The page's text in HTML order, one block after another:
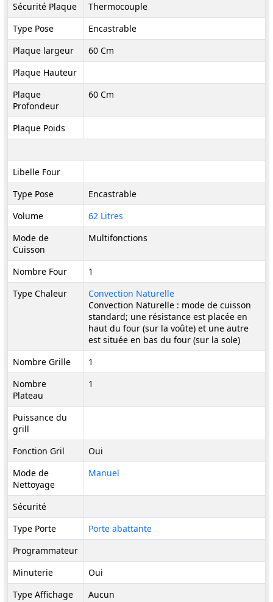
Sécurité Plaque
Thermocouple
Type Pose
Encastrable
Plaque largeur
60 Cm
Plaque Hauteur
Plaque
Profondeur
60 Cm
Plaque Poids
Libelle Four
Type Pose
Encastrable
Volume
62 Litres
Mode de
Cuisson
Multifonctions
Nombre Four
1
Type Chaleur
Convection Naturelle
Convection Naturelle : mode de cuisson
standard; une résistance est placée en
haut du four (sur la voûte) et une autre
est située en bas du four (sur la sole)
Nombre Grille
1
Nombre
Plateau
1
Puissance du
grill
Fonction Gril
Oui
Mode de
Nettoyage
Manuel
Sécurité
Type Porte
Porte abattante
Programmateur
Minuterie
Oui
Type Affichage
Aucun